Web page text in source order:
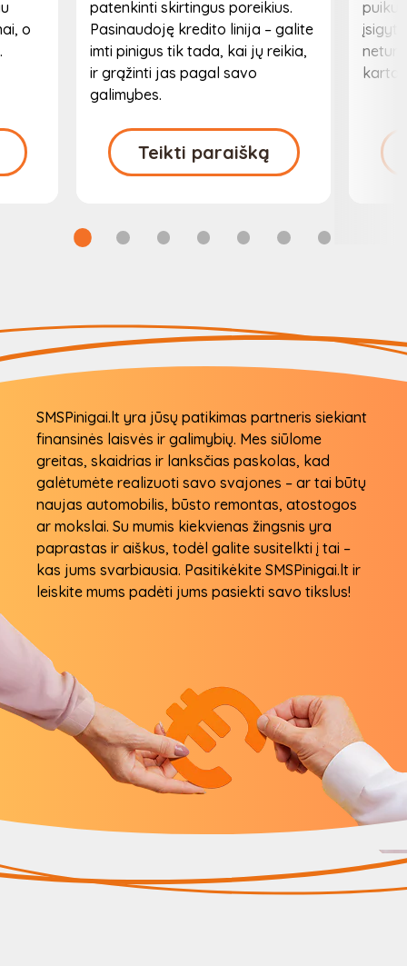
o
patenkinti skirtingus poreikius.
Pasinaudoję kredito linija – galite
imti pinigus tik tada, kai jų reikia,
ir grąžinti jas pagal savo
galimybes.
Teikti paraišką
įsigyti
karto.
SMSPinigai.lt yra jūsų patikimas partneris siekiant
finansinės laisvės ir galimybių. Mes siūlome
greitas, skaidrias ir lanksčias paskolas, kad
galėtumėte realizuoti savo svajones – ar tai būtų
naujas automobilis, būsto remontas, atostogos
ar mokslai. Su mumis kiekvienas žingsnis yra
paprastas ir aiškus, todėl galite susitelkti į tai –
kas jums svarbiausia. Pasitikėkite SMSPinigai.lt ir
leiskite mums padėti jums pasiekti savo tikslus!